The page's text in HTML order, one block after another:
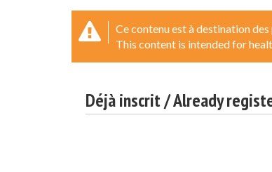
Ce contenu est à destination
This content is intended for
Déjà inscrit / Already